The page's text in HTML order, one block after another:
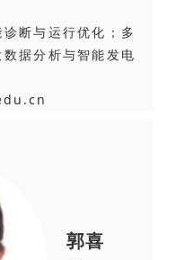
断与运行优化；多
据分析与智能发电
郭喜